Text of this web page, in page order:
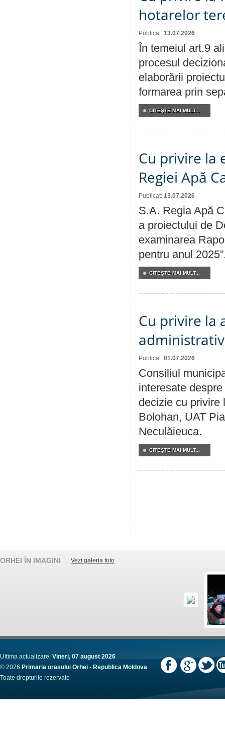
hotarelor
Publicat: 13.07.2026
În temeiul art.9
procesul
elaborării
formarea prin
CITEŞTE MAI MULT...
Cu privire la
Regiei Apă
Publicat: 13.07.2026
S.A. Regia Apă
a proiectului de
examinarea
pentru anul
CITEŞTE MAI MULT...
Cu privire la
Publicat: 01.07.2026
Consiliul
interesate
decizie cu privire
Bolohan, UAT
Neculăieuca.
CITEŞTE MAI MULT...
ORHEI ÎN IMAGINI Vezi galeria foto
Ultima actualizare: Vineri, 07 august 2026
© 2026 Primaria orașului Orhei - Republica Moldova
Toate drepturile rezervate